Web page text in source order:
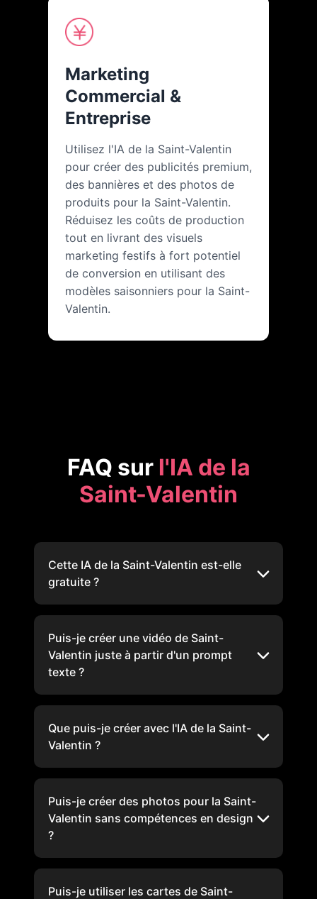
Marketing
Commercial &
Entreprise
Utilisez l'IA de la Saint-Valentin
pour créer des publicités premium,
des bannières et des photos de
produits pour la Saint-Valentin.
Réduisez les coûts de production
tout en livrant des visuels
marketing festifs à fort potentiel
de conversion en utilisant des
modèles saisonniers pour la Saint-
Valentin.
FAQ sur l'IA de la
Saint-Valentin
Cette IA de la Saint-Valentin est-elle
gratuite ?
Puis-je créer une vidéo de Saint-
Valentin juste à partir d'un prompt
texte ?
Que puis-je créer avec l'IA de la Saint-
Valentin ?
Puis-je créer des photos pour la Saint-
Valentin sans compétences en design
?
Puis-je utiliser les cartes de Saint-